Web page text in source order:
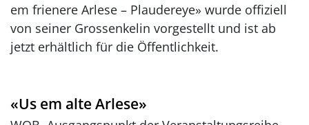
em frienere Arlese – Plaudereye» wurde offiziell
von seiner Grossenkelin vorgestellt und ist ab
jetzt erhältlich für die Öffentlichkeit.
«Us em alte Arlese»